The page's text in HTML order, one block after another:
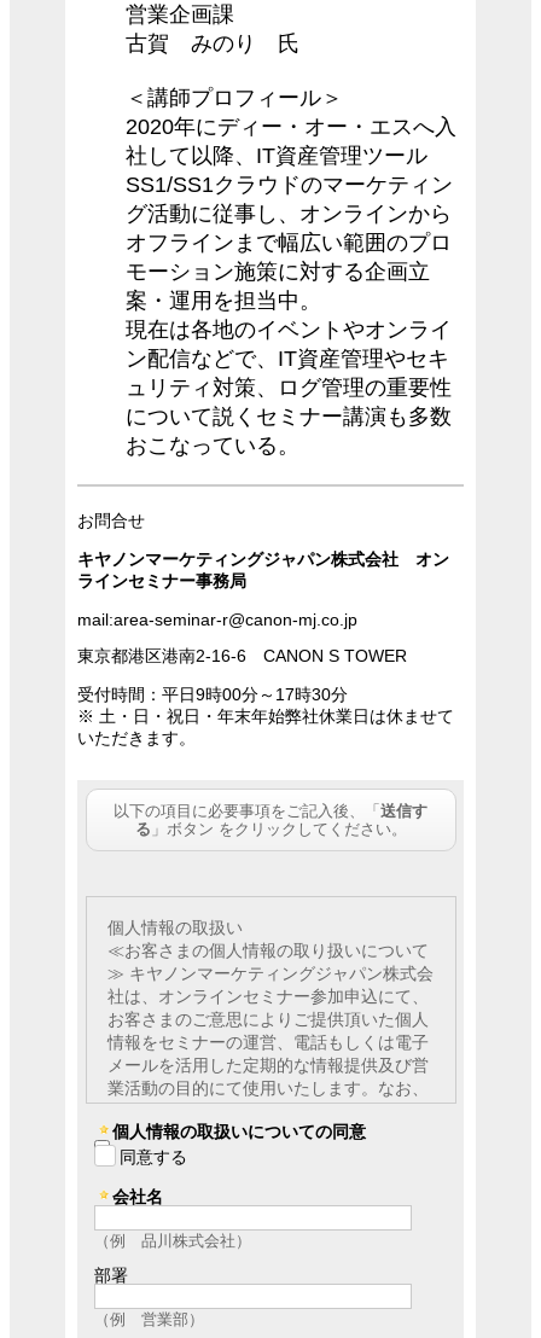
営業企画課
古賀 みのり 氏
＜講師プロフィール＞
2020年にディー・オー・エスへ入
社して以降、IT資産管理ツール
SS1/SS1クラウドのマーケティン
グ活動に従事し、オンラインから
オフラインまで幅広い範囲のプロ
モーション施策に対する企画立
案・運用を担当中。
現在は各地のイベントやオンライ
ン配信などで、IT資産管理やセキ
ュリティ対策、ログ管理の重要性
について説くセミナー講演も多数
おこなっている。
お問合せ
キヤノンマーケティングジャパン株式会社 オン
ラインセミナー事務局
mail:area-seminar-r@canon-mj.co.jp
東京都港区港南2-16-6 CANON S TOWER
受付時間：平日9時00分～17時30分
※ 土・日・祝日・年末年始弊社休業日は休ませて
いただきます。
以下の項目に必要事項をご記入後、「送信す
る 」ボタン をクリックしてください。
個人情報の取扱い
≪お客さまの個人情報の取り扱いについて
≫ キヤノンマーケティングジャパン株式会
社は、オンラインセミナー参加申込にて、
お客さまのご意思によりご提供頂いた個人
情報をセミナーの運営、電話もしくは電子
メールを活用した定期的な情報提供及び営
業活動の目的にて使用いたします。なお、
ッキー）を紐づけて、ウェブアクセス履歴
を取得します。取得可能なアクセス履歴
よび弊社と弊社のグループ会社が運営・開
設するウェブページ内に限られます。ウェ
ブアクセス履歴は、営業活動のために利用
します。個人情報のご記入を頂けない場合
等が出来ないことがございますので、あら
個人情報の取扱いについての同意
同意する
会社名
（例 品川株式会社）
部署
（例 営業部）